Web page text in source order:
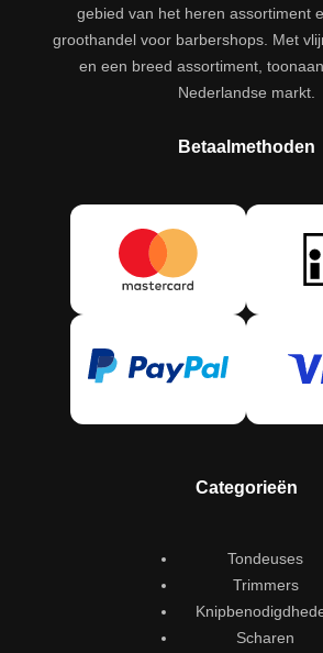
gebied van het heren assortiment
groothandel voor barbershops. Met
en een breed assortiment,
Nederlandse markt.
Betaalmethoden
Categorieën
Tondeuses
Trimmers
Scharen